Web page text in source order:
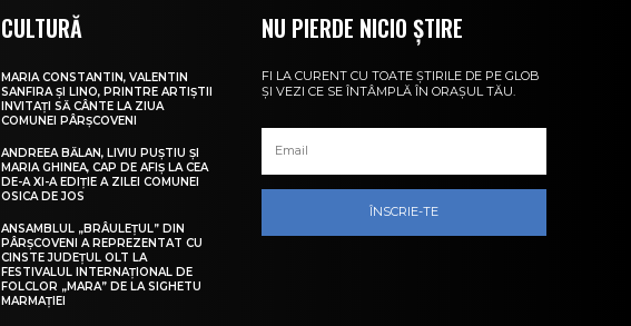
CULTURĂ
MARIA CONSTANTIN, VALENTIN
SANFIRA ȘI LINO, PRINTRE ARTIȘTII
INVITAȚI SĂ CÂNTE LA ZIUA
COMUNEI PÂRȘCOVENI
ANDREEA BĂLAN, LIVIU PUȘTIU ȘI
MARIA GHINEA, CAP DE AFIȘ LA CEA
DE-A XI-A EDIȚIE A ZILEI COMUNEI
OSICA DE JOS
ANSAMBLUL „BRÂULEȚUL” DIN
PÂRȘCOVENI A REPREZENTAT CU
CINSTE JUDEȚUL OLT LA
FESTIVALUL INTERNAȚIONAL DE
FOLCLOR „MARA” DE LA SIGHETU
MARMAȚIEI
NU PIERDE NICIO ȘTIRE
FI LA CURENT CU TOATE ȘTIRILE DE PE GLOB
ȘI VEZI CE SE ÎNTÂMPLĂ ÎN ORAȘUL TĂU.
ÎNSCRIE-TE